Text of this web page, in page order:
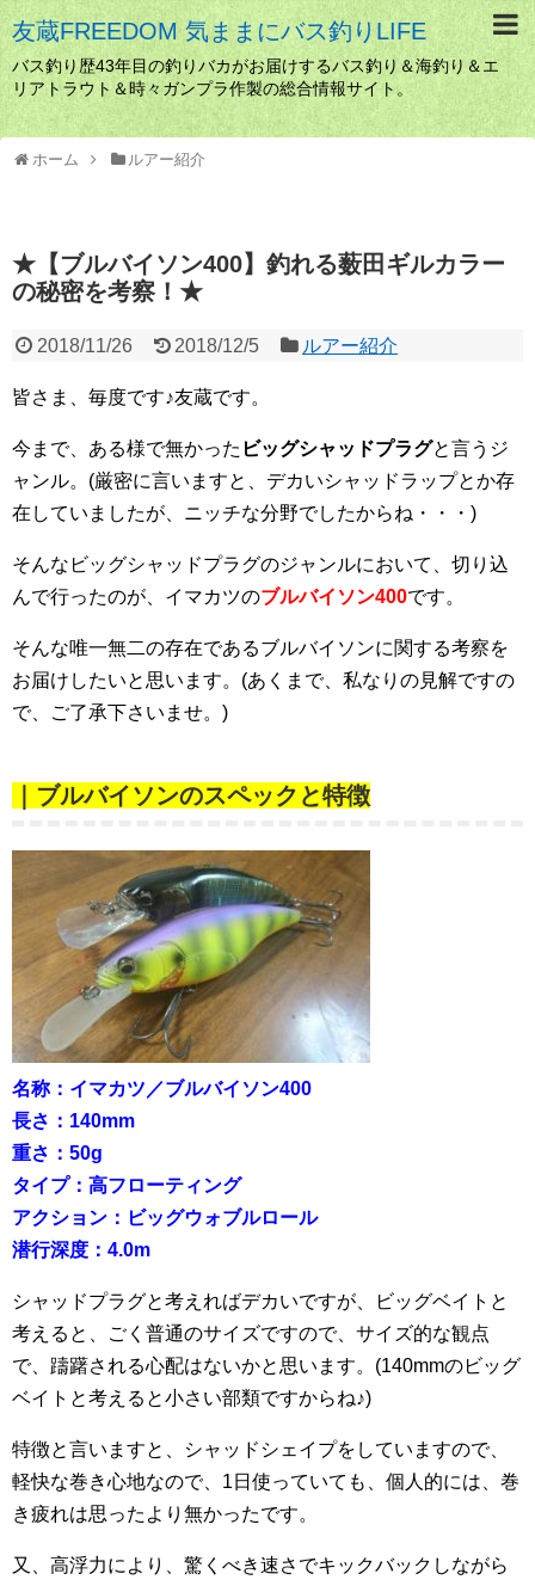
友蔵FREEDOM 気ままにバス釣りLIFE
バス釣り歴43年目の釣りバカがお届けするバス釣り＆海釣り＆エ
リアトラウト＆時々ガンプラ作製の総合情報サイト。
ホーム ルアー紹介
★【ブルバイソン400】釣れる薮田ギルカラー
の秘密を考察！★
2018/11/26 2018/12/5 ルアー紹介
皆さま、毎度です♪友蔵です。
今まで、ある様で無かった ビッグシャッドプラグと言うジ
ャンル。(厳密に言いますと、デカいシャッドラップとか存
在していましたが、ニッチな分野でしたからね・・・)
そんなビッグシャッドプラグのジャンルにおいて、切り込
んで行ったのが、イマカツのブルバイソン400です。
そんな唯一無二の存在であるブルバイソンに関する考察を
お届けしたいと思います。(あくまで、私なりの見解ですの
で、ご了承下さいませ。)
｜ブルバイソンのスペックと特徴
名称：イマカツ／ブルバイソン400
長さ：140mm
重さ：50g
タイプ：高フローティング
アクション：ビッグウォブルロール
潜行深度：4.0m
シャッドプラグと考えればデカいですが、ビッグベイトと
考えると、ごく普通のサイズですので、サイズ的な観点
で、躊躇される心配はないかと思います。(140mmのビッグ
ベイトと考えると小さい部類ですからね♪)
特徴と言いますと、シャッドシェイプをしていますので、
軽快な巻き心地なので、1日使っていても、個人的には、巻
き疲れは思ったより無かったです。
又、高浮力により、驚くべき速さでキックバックしながら